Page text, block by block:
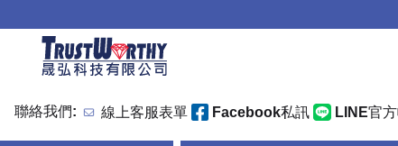
聯絡我們: 線上客服表單 Facebook私訊 LINE官